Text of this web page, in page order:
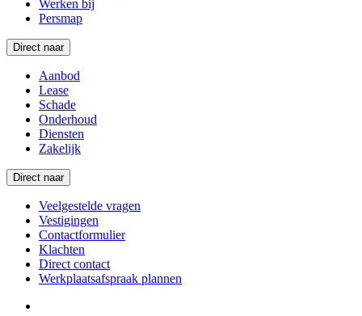
Werken bij
Persmap
Direct naar
Aanbod
Lease
Schade
Onderhoud
Diensten
Zakelijk
Direct naar
Veelgestelde vragen
Vestigingen
Contactformulier
Klachten
Direct contact
Werkplaatsafspraak plannen